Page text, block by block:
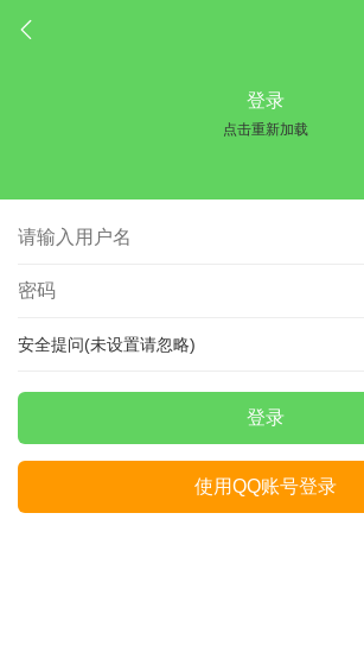
登录
点击重新加载
安全提问(未设置请忽略)
登录
使用QQ账号登录